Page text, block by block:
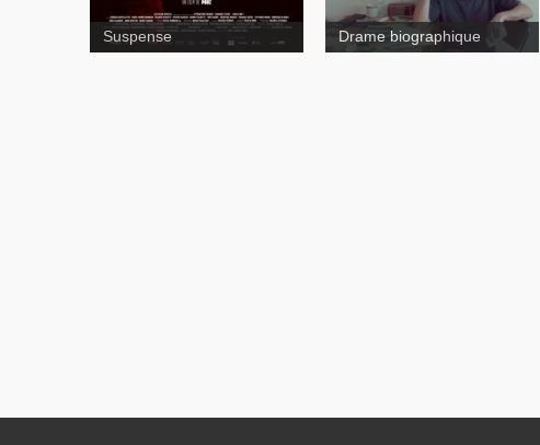
Suspense Drame biographique